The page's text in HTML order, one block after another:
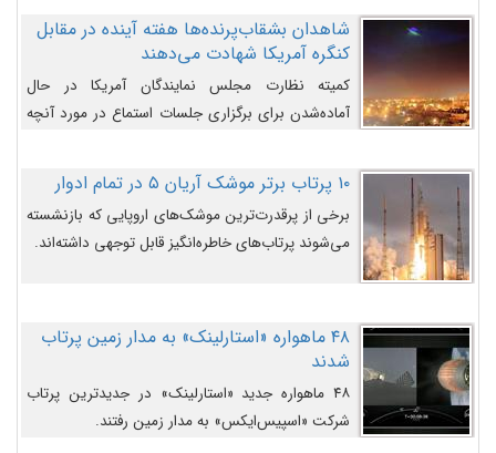
شاهدان بشقاب‌پرنده‌ها هفته آینده در مقابل
کنگره آمریکا شهادت می‌دهند
کمیته نظارت مجلس نمایندگان آمریکا در حال
آماده‌شدن برای برگزاری جلسات استماع در مورد آنچه
می‌دانند، است و قرار است افشاگران یوفوها هفته آینده
در مقابل آنها شهادت دهند.۱۰ پرتاب برتر موشک آریان ۵ در تمام ادوار
برخی از پرقدرت‌ترین موشک‌های اروپایی که بازنشسته
می‌شوند پرتاب‌های خاطره‌انگیز قابل توجهی داشته‌اند.
۴۸ ماهواره «استارلینک» به مدار زمین پرتاب
شدند
۴۸ ماهواره جدید «استارلینک» در جدیدترین پرتاب
شرکت «اسپیس‌ایکس» به مدار زمین رفتند.